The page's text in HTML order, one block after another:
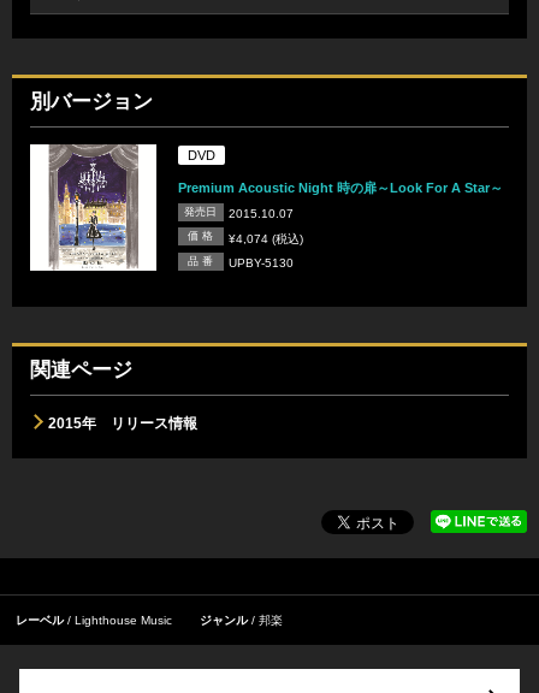
別バージョン
DVD
Premium Acoustic Night 時の扉～Look For A Star～
発売日 2015.10.07
価 格 ¥4,074 (税込)
品 番 UPBY-5130
関連ページ
2015年 リリース情報
レーベル Lighthouse Music ジャンル 邦楽